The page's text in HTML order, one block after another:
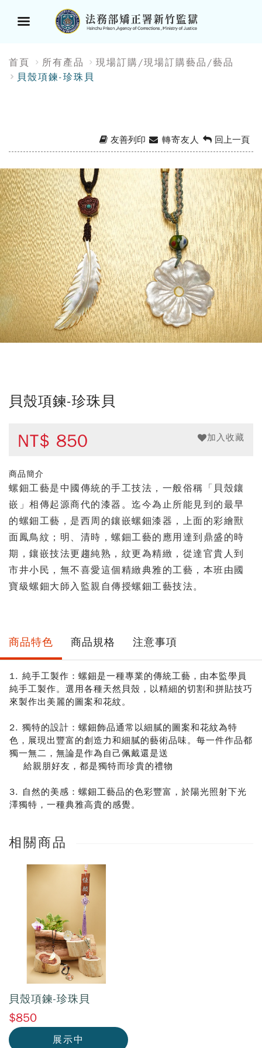
單
首頁 所有產品
現場訂購/現場訂購藝品/藝品
貝殼項鍊-珍珠貝
友善列印 轉寄友人 回上一頁
貝殼項鍊-珍珠貝
NT$ 850 加入收藏
商品簡介
螺鈿工藝是中國傳統的手工技法，一般俗稱「貝殼鑲
嵌」相傳起源商代的漆器。迄今為止所能見到的最早
的螺鈿工藝，是西周的鑲嵌螺鈿漆器，上面的彩繪獸
面鳳鳥紋；明、清時，螺鈿工藝的應用達到鼎盛的時
期，鑲嵌技法更趨純熟，紋更為精緻，從達官貴人到
市井小民，無不喜愛這個精緻典雅的工藝，本班由國
寶級螺鈿大師入監親自傳授螺鈿工藝技法。
商品特色 商品規格 注意事項
1. 純手工製作：螺鈿是一種專業的傳統工藝，由本監學員
純手工製作。選用各種天然貝殼，以精細的切割和拼貼技巧
來製作出美麗的圖案和花紋。
2. 獨特的設計：螺鈿飾品通常以細膩的圖案和花紋為特
色，展現出豐富的創造力和細膩的藝術品味。每一件作品都
獨一無二， 無論是作為自己佩戴還是送
給親朋好友，都是獨特而珍貴的禮物
3. 自然的美感：螺鈿工藝品的色彩豐富，於陽光照射下光
澤獨特，一種典雅高貴的感覺。
相關商品
貝殼項鍊-珍珠貝
$850
展示中